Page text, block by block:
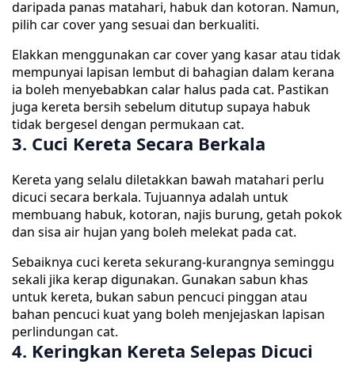
daripada panas matahari, habuk dan kotoran. Namun,
pilih car cover yang sesuai dan berkualiti.
Elakkan menggunakan car cover yang kasar atau tidak
mempunyai lapisan lembut di bahagian dalam kerana
ia boleh menyebabkan calar halus pada cat. Pastikan
juga kereta bersih sebelum ditutup supaya habuk
tidak bergesel dengan permukaan cat.
3. Cuci Kereta Secara Berkala
Kereta yang selalu diletakkan bawah matahari perlu
dicuci secara berkala. Tujuannya adalah untuk
membuang habuk, kotoran, najis burung, getah pokok
dan sisa air hujan yang boleh melekat pada cat.
Sebaiknya cuci kereta sekurang-kurangnya seminggu
sekali jika kerap digunakan. Gunakan sabun khas
untuk kereta, bukan sabun pencuci pinggan atau
bahan pencuci kuat yang boleh menjejaskan lapisan
perlindungan cat.
4. Keringkan Kereta Selepas Dicuci